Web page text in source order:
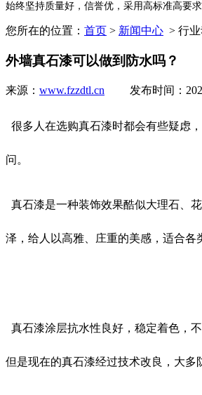
始终坚持质量好，信誉优，采用高标准高要求
您所在的位置： 首页 > 新闻中心 > 行
外墙真石漆可以做到防水吗？
来源： www.fzzdtl.cn 发布时间：
很多人在选购真石漆时都会有些疑虑
问。
真石漆是一种装饰效果酷似大理石、
泽，给人以高雅、庄重的美感，适合各
真石漆涂层抗水性良好，稳定着色，
但是现在的真石漆经过技术改良，大多